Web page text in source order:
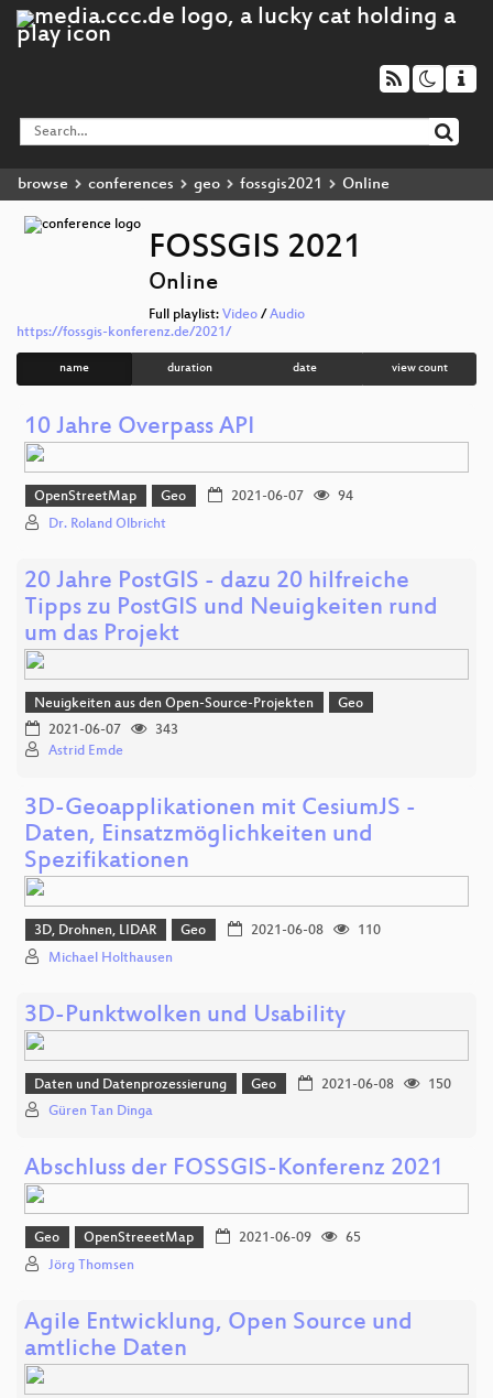
browse conferences geo fossgis2021 Online
FOSSGIS 2021
Online
Full playlist: Video / Audio
https://fossgis-konferenz.de/2021/
name duration date view count
10 Jahre Overpass API
OpenStreetMap Geo 2021-06-07
94
Dr. Roland Olbricht
20 Jahre PostGIS - dazu 20 hilfreiche
Tipps zu PostGIS und Neuigkeiten rund
um das Projekt
Neuigkeiten aus den Open-Source-Projekten
Geo
2021-06-07
343
Astrid Emde
3D-Geoapplikationen mit CesiumJS -
Daten, Einsatzmöglichkeiten und
Spezifikationen
3D, Drohnen, LIDAR Geo 2021-06-08
110
Michael Holthausen
3D-Punktwolken und Usability
Daten und Datenprozessierung Geo 2021-06-08
150
Güren Tan Dinga
Abschluss der FOSSGIS-Konferenz 2021
Geo OpenStreeetMap 2021-06-09
65
Jörg Thomsen
Agile Entwicklung, Open Source und
amtliche Daten